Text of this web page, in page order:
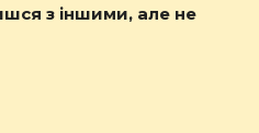
з іншими, але не